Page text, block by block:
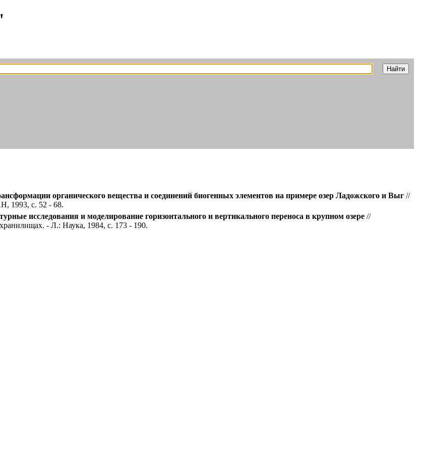
органического вещества и соединений биогенных элементов на примере озер Ладожского и Выг //
1993, с. 52 - 68.
исследования и моделирование горизонтального и вертикального переноса в крупном озере //
- Л.: Наука, 1984, с. 173 - 190.